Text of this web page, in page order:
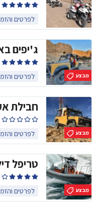
לפרטים
מבצע
ג'יפים
לפרטים
מבצע
חבילת
לפרטים
מבצע
טריפל
לפרטים